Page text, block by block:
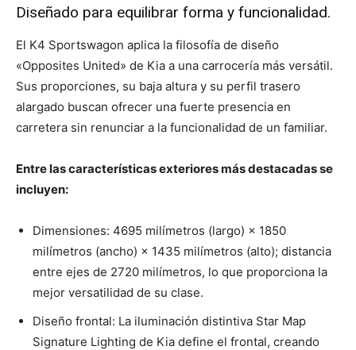
Diseñado para equilibrar forma y funcionalidad.
El K4 Sportswagon aplica la filosofía de diseño
«Opposites United» de Kia a una carrocería más versátil.
Sus proporciones, su baja altura y su perfil trasero
alargado buscan ofrecer una fuerte presencia en
carretera sin renunciar a la funcionalidad de un familiar.
Entre las características exteriores más destacadas se
incluyen:
Dimensiones: 4695 milímetros (largo) × 1850
milímetros (ancho) × 1435 milímetros (alto); distancia
entre ejes de 2720 milímetros, lo que proporciona la
mejor versatilidad de su clase.
Diseño frontal: La iluminación distintiva Star Map
Signature Lighting de Kia define el frontal, creando